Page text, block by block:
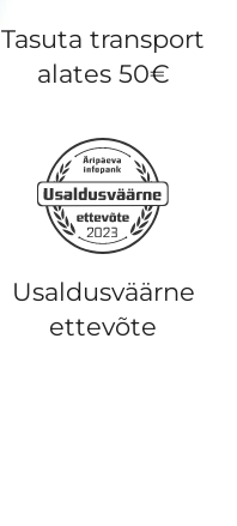
Tasuta transport
alates 50€
Usaldusväärne
ettevõte